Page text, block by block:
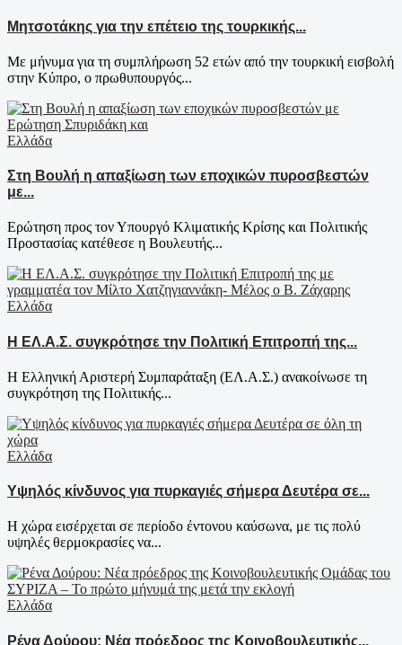
Μητσοτάκης για την επέτειο της τουρκικής...
Με μήνυμα για τη συμπλήρωση 52 ετών από την τουρκική εισβολή
στην Κύπρο, ο πρωθυπουργός...
Ελλάδα
Στη Βουλή η απαξίωση των εποχικών πυροσβεστών
με...
Ερώτηση προς τον Υπουργό Κλιματικής Κρίσης και Πολιτικής
Προστασίας κατέθεσε η Βουλευτής...
Ελλάδα
Η ΕΛ.Α.Σ. συγκρότησε την Πολιτική Επιτροπή της...
Η Ελληνική Αριστερή Συμπαράταξη (ΕΛ.Α.Σ.) ανακοίνωσε τη
συγκρότηση της Πολιτικής...
Ελλάδα
Υψηλός κίνδυνος για πυρκαγιές σήμερα Δευτέρα σε...
Η χώρα εισέρχεται σε περίοδο έντονου καύσωνα, με τις πολύ
υψηλές θερμοκρασίες να...
Ελλάδα
Ρένα Δούρου: Νέα πρόεδρος της Κοινοβουλευτικής...